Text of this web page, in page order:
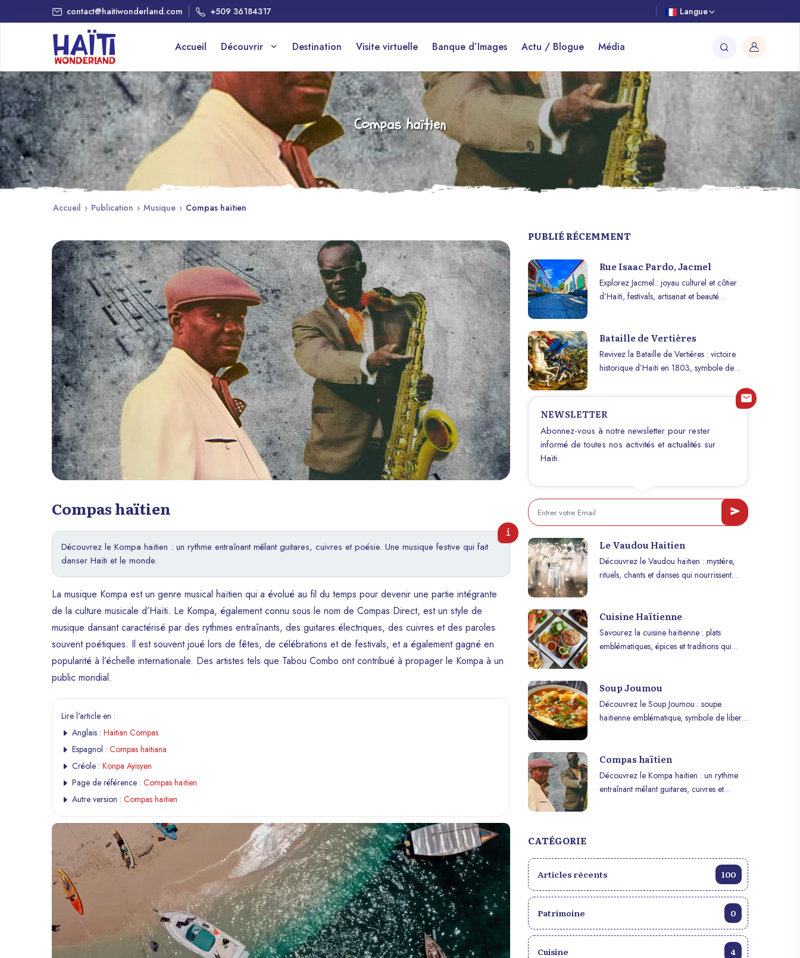
contact@haitiwonderland.com +509 36184317 Langue
Accueil Découvrir Destination Visite virtuelle Banque d’Images Actu / Blogue Média
Compas haïtien
Accueil › Publication › Musique › Compas haïtien
Compas haïtien
Découvrez le Kompa haïtien : un rythme entraînant mêlant guitares, cuivres et poésie. Une musique festive qui fait
danser Haïti et le monde.
La musique Kompa est un genre musical haïtien qui a évolué au fil du temps pour devenir une partie intégrante
de la culture musicale d’Haïti. Le Kompa, également connu sous le nom de Compas Direct, est un style de
musique dansant caractérisé par des rythmes entraînants, des guitares électriques, des cuivres et des paroles
souvent poétiques. Il est souvent joué lors de fêtes, de célébrations et de festivals, et a également gagné en
popularité à l’échelle internationale. Des artistes tels que Tabou Combo ont contribué à propager le Kompa à un
public mondial.
Lire l'article en :
Anglais : Haitian Compas
Espagnol : Compas haitiana
Créole : Konpa Ayisyen
Page de référence : Compas haïtien
Autre version : Compas haïtien
PUBLIÉ RÉCEMMENT
Rue Isaac Pardo, Jacmel
Explorez Jacmel : joyau culturel et côtier
d’Haïti, festivals, artisanat et beauté
Bataille de Vertières
Revivez la Bataille de Vertières : victoire
historique d’Haïti en 1803, symbole de
NEWSLETTER
Abonnez-vous à notre newsletter pour rester
informé de toutes nos activités et actualités sur
Haïti.
Le Vaudou Haitien
Découvrez le Vaudou haïtien : mystère,
rituels, chants et danses qui nourrissent
Cuisine Haïtienne
Savourez la cuisine haïtienne : plats
emblématiques, épices et traditions qui
Soup Joumou
Découvrez le Soup Joumou : soupe
haïtienne emblématique, symbole de liberté
Compas haïtien
Découvrez le Kompa haïtien : un rythme
entraînant mêlant guitares, cuivres et
CATÉGORIE
Articles récents 100
Patrimoine 0
Cuisine 4